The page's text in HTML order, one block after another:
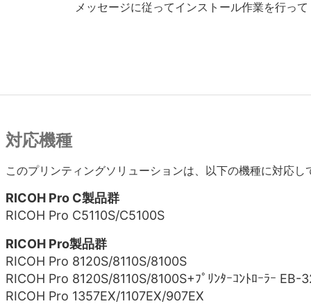
メッセージに従ってインストール作業を行って
対応機種
このプリンティングソリューションは、以下の機種に対応し
RICOH Pro C製品群
RICOH Pro C5110S/C5100S
RICOH Pro製品群
RICOH Pro 8120S/8110S/8100S
RICOH Pro 8120S/8110S/8100S+ﾌﾟﾘﾝﾀｰｺﾝﾄﾛｰﾗｰ EB-
RICOH Pro 1357EX/1107EX/907EX